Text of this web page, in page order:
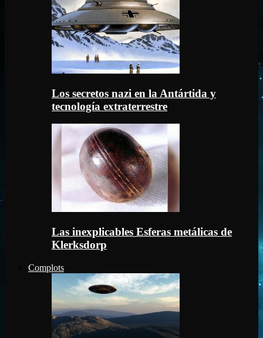
Los secretos nazi en la Antártida y
tecnología extraterrestre
Las inexplicables Esferas metálicas de
Klerksdorp
Complots